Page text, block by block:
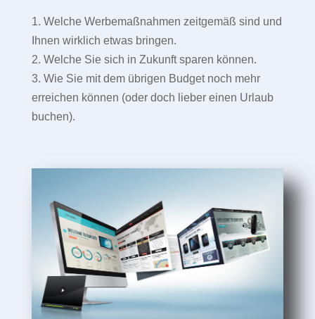
1. Welche Werbemaßnahmen zeitgemäß sind und
Ihnen wirklich etwas bringen.
2. Welche Sie sich in Zukunft sparen können.
3. Wie Sie mit dem übrigen Budget noch mehr
erreichen können (oder doch lieber einen Urlaub
buchen).